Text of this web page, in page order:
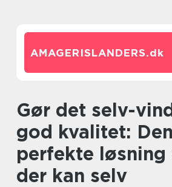
AMAGERISLANDERS.dk
Gør det selv-vinduer i
god kvalitet: Den
perfekte
der kan selv